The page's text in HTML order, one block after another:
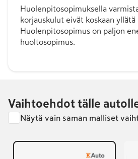
Huolenpitosopimuksella
korjauskulut eivät koskaan yllätä
Huolenpitosopimus on paljon
huoltosopimus.
Vaihtoehdot tälle
Näytä vain saman malliset